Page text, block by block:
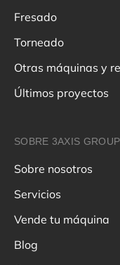
Fresado
Torneado
Otras máquinas y
Últimos proyectos
SOBRE 3AXIS GROUP
Sobre nosotros
Servicios
Vende tu máquina
Blog